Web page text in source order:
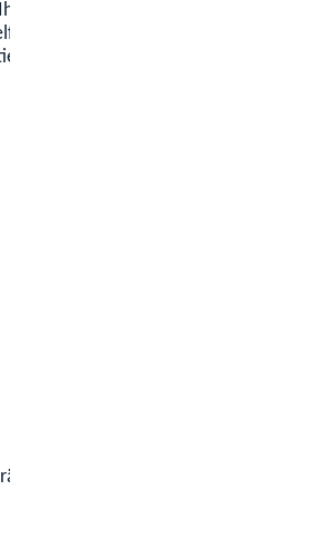
Reha-Managerin oder Ihr Reha-
oder Berufshelfer bezeichnet
Diese informieren Sie über das